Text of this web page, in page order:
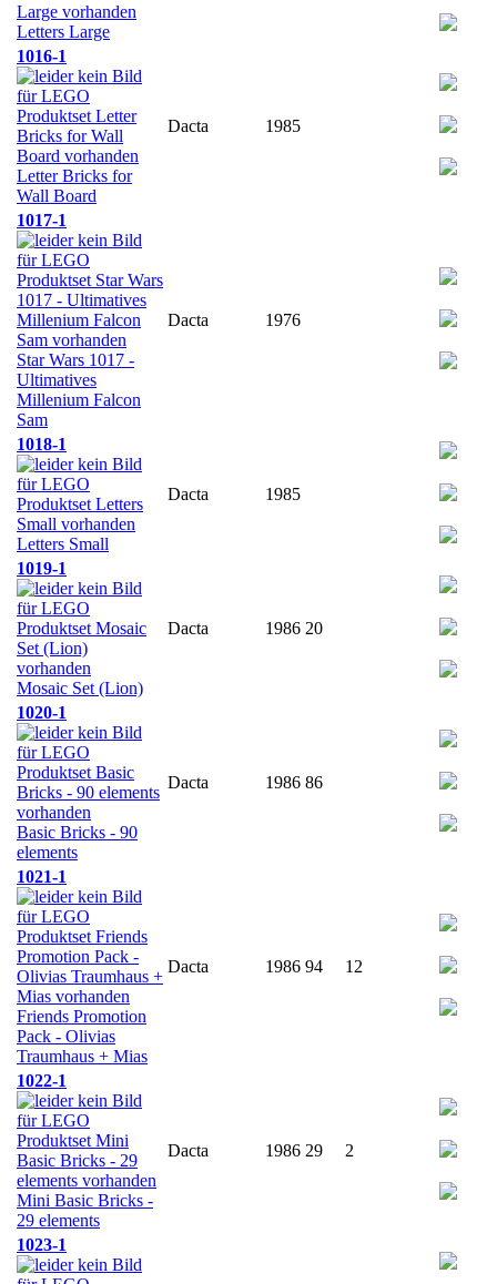
Letters Large
1016-1
Letter Bricks for
Wall Board
Dacta 1985
1017-1
Star Wars 1017 -
Ultimatives
Millenium Falcon
Sam
Dacta 1976
1018-1
Letters Small
Dacta 1985
1019-1
Mosaic Set (Lion)
Dacta 1986 20
1020-1
Basic Bricks - 90
elements
Dacta 1986 86
1021-1
Friends Promotion
Pack - Olivias
Traumhaus + Mias
Dacta 1986 94 12
1022-1
Mini Basic Bricks -
29 elements
Dacta 1986 29 2
1023-1